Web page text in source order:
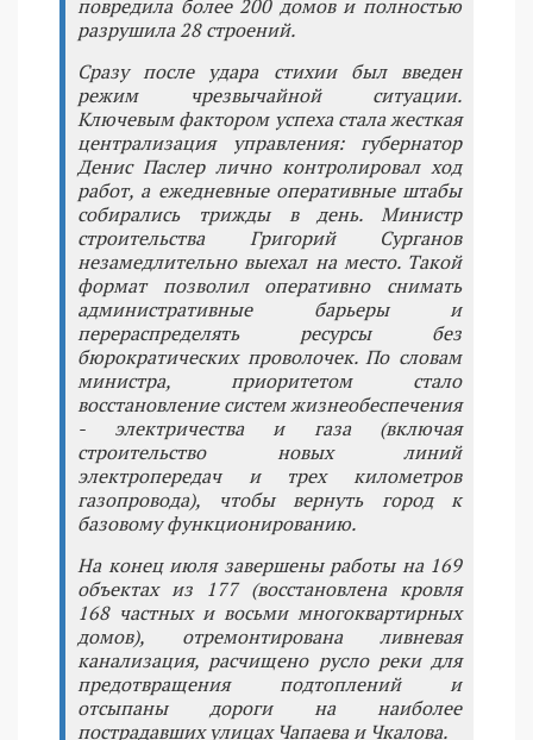
повредила более 200 домов и полностью
разрушила 28 строений.
Сразу после удара стихии был введен
режим чрезвычайной ситуации.
Ключевым фактором успеха стала жесткая
централизация управления: губернатор
Денис Паслер лично контролировал ход
работ, а ежедневные оперативные штабы
собирались трижды в день. Министр
строительства Григорий Сурганов
незамедлительно выехал на место. Такой
формат позволил оперативно снимать
административные барьеры и
перераспределять ресурсы без
бюрократических проволочек. По словам
министра, приоритетом стало
восстановление систем жизнеобеспечения
- электричества и газа (включая
строительство новых линий
электропередач и трех километров
газопровода), чтобы вернуть город к
базовому функционированию.
На конец июля завершены работы на 169
объектах из 177 (восстановлена кровля
168 частных и восьми многоквартирных
домов), отремонтирована ливневая
канализация, расчищено русло реки для
предотвращения подтоплений и
отсыпаны дороги на наиболее
пострадавших улицах Чапаева и Чкалова.